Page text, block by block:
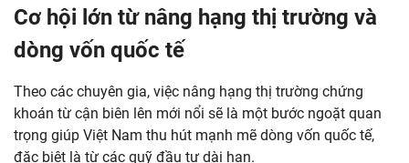
Cơ hội lớn từ nâng hạng thị trường và
dòng vốn quốc tế
Theo các chuyên gia, việc nâng hạng thị trường chứng
khoán từ cận biên lên mới nổi sẽ là một bước ngoặt quan
trọng giúp Việt Nam thu hút mạnh mẽ dòng vốn quốc tế,
đặc biệt là từ các quỹ đầu tư dài hạn.